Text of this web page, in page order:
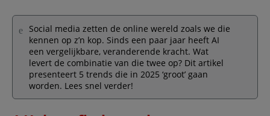
Social media zetten de online wereld zoals we die
kennen op z’n kop. Sinds een paar jaar heeft AI
een vergelijkbare, veranderende kracht. Wat
levert de combinatie van die twee op? Dit artikel
presenteert 5 trends die in 2025 ‘groot’ gaan
worden. Lees snel verder!